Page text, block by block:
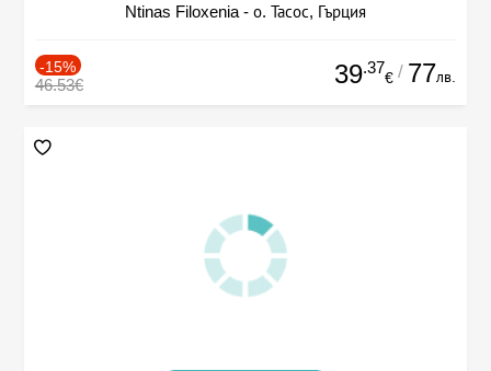
Ntinas Filoxenia - о. Тасос, Гърция
-15%
46.53€ 39.37
€ / 77лв.